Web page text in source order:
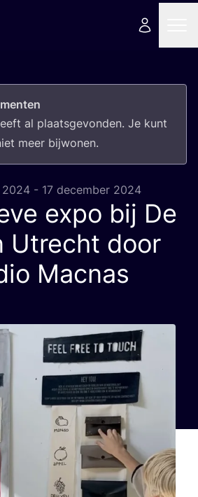
al plaats­ge­von­den. Je kunt
meer bijwonen.
- 17 december 2024
expo bij De
Utrecht door
Macnas